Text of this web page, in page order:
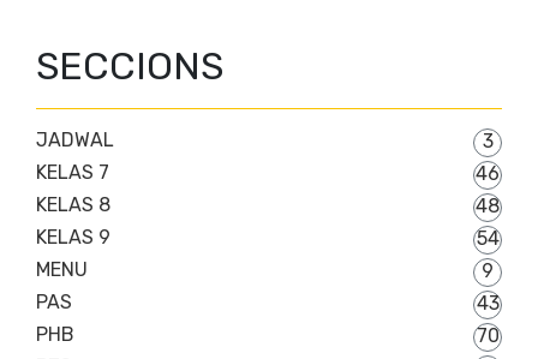
SECCIONS
JADWAL
3
KELAS 7
46
KELAS 8
48
KELAS 9
54
MENU
9
PAS
43
PHB
70